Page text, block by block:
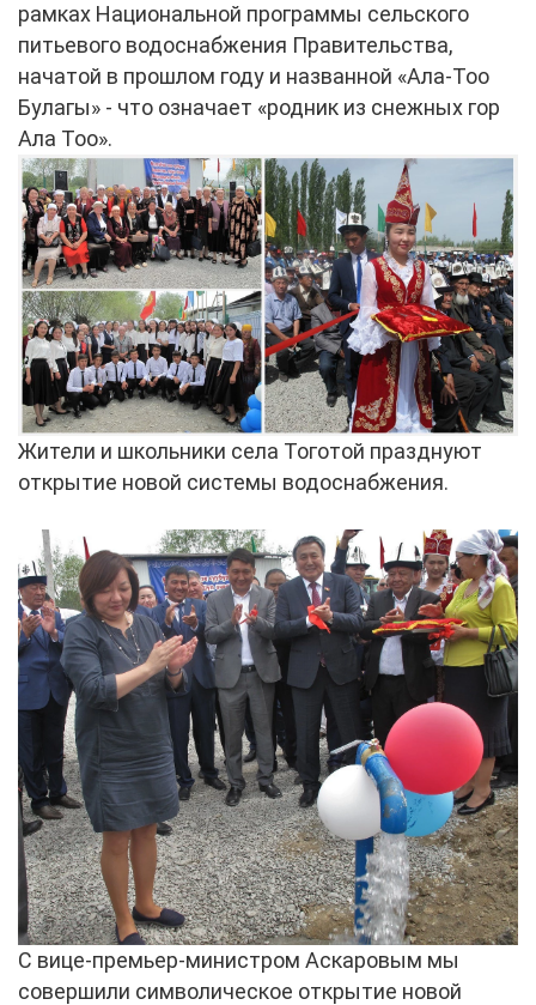
рамках Национальной программы сельского
питьевого водоснабжения Правительства,
начатой в прошлом году и названной «Ала-Тоо
Булагы» - что означает «родник из снежных гор
Ала Тоо».
Жители и школьники села Тоготой празднуют
открытие новой системы водоснабжения.
С вице-премьер-министром Аскаровым мы
совершили символическое открытие новой